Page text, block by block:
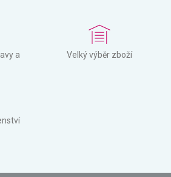
a
Velký výběr zboží